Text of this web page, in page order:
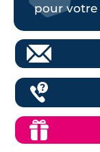
pour votre